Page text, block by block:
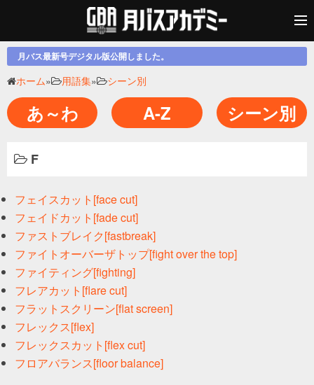
月バス最新号デジタル版公開しました。
ホーム» 用語集» シーン別
あ～わ A-Z シーン別
F
フェイスカット[face cut]
フェイドカット[fade cut]
ファストブレイク[fastbreak]
ファイトオーバーザトップ[fight over the top]
ファイティング[fighting]
フレアカット[flare cut]
フラットスクリーン[flat screen]
フレックス[flex]
フレックスカット[flex cut]
フロアバランス[floor balance]